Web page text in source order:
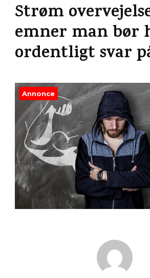
Strøm
emner man bør
ordentligt svar
Annonce